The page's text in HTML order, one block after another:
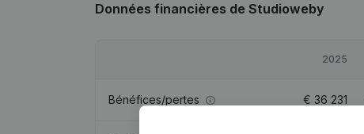
Données financières de Studioweby
2025
Bénéfices/pertes € 36 231